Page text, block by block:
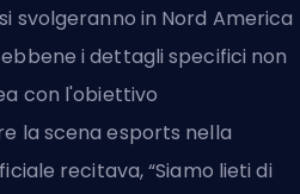
svolgeranno in Nord America
i dettagli specifici non
con l'obiettivo
la scena esports nella
recitava, “Siamo lieti di